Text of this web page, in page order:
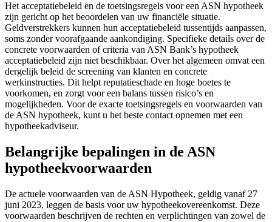
Het acceptatiebeleid en de toetsingsregels voor een ASN hypotheek
zijn gericht op het beoordelen van uw financiële situatie.
Geldverstrekkers kunnen hun acceptatiebeleid tussentijds aanpassen,
soms zonder voorafgaande aankondiging. Specifieke details over de
concrete voorwaarden of criteria van ASN Bank’s hypotheek
acceptatiebeleid zijn niet beschikbaar. Over het algemeen omvat een
dergelijk beleid de screening van klanten en concrete
werkinstructies. Dit helpt reputatieschade en hoge boetes te
voorkomen, en zorgt voor een balans tussen risico’s en
mogelijkheden. Voor de exacte toetsingsregels en voorwaarden van
de ASN hypotheek, kunt u het beste contact opnemen met een
hypotheekadviseur.
Belangrijke bepalingen in de ASN
hypotheekvoorwaarden
De actuele voorwaarden van de ASN Hypotheek, geldig vanaf 27
juni 2023, leggen de basis voor uw hypotheekovereenkomst. Deze
voorwaarden beschrijven de rechten en verplichtingen van zowel de